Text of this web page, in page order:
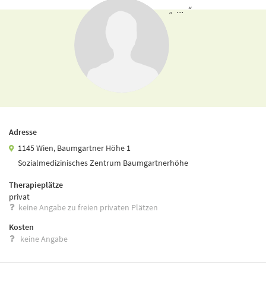
„ ... “
Adresse
1145 Wien, Baumgartner Höhe 1
Sozialmedizinisches Zentrum Baumgartnerhöhe
Therapieplätze
privat
keine Angabe zu freien privaten Plätzen
Kosten
keine Angabe